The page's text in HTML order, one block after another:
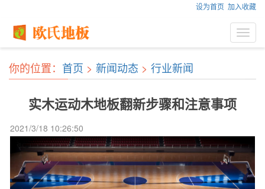
设为首页 加入收藏
你的位置： 首页 > 新闻动态 > 行业新闻
实木运动木地板翻新步骤和注意事项
2021/3/18 10:26:50